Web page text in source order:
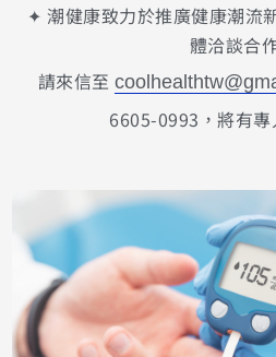
✦ 潮健康致力於推廣健康潮流
體洽談合
請來信至
6605-0993，將有專